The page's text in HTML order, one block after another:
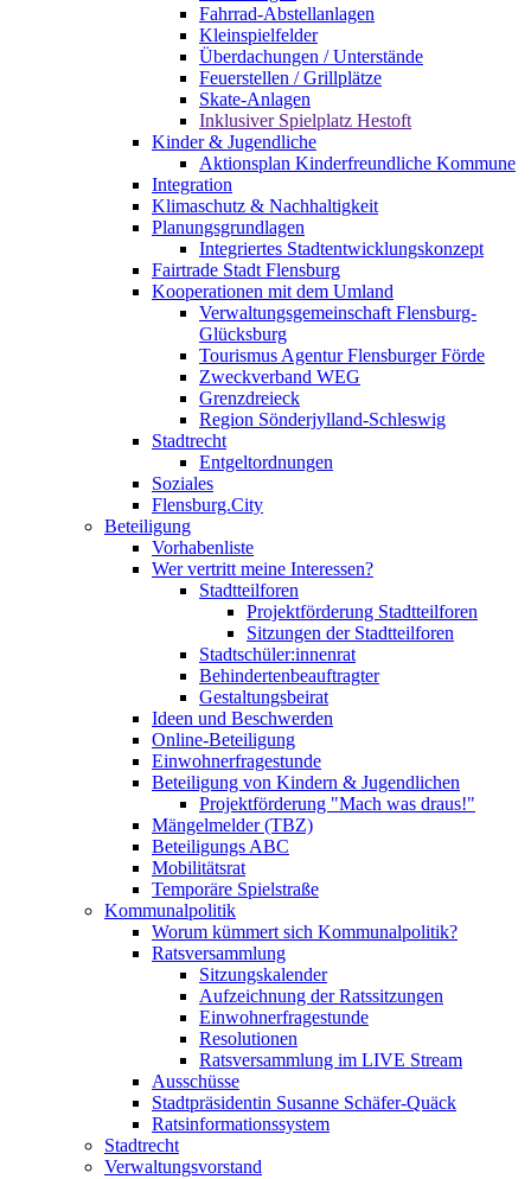
Fahrrad-Abstellanlagen
Kleinspielfelder
Überdachungen / Unterstände
Feuerstellen / Grillplätze
Skate-Anlagen
Inklusiver Spielplatz Hestoft
Kinder & Jugendliche
Aktionsplan Kinderfreundliche Kommune
Integration
Klimaschutz & Nachhaltigkeit
Planungsgrundlagen
Integriertes Stadtentwicklungskonzept
Fairtrade Stadt Flensburg
Kooperationen mit dem Umland
Verwaltungsgemeinschaft Flensburg-
Glücksburg
Tourismus Agentur Flensburger Förde
Zweckverband WEG
Grenzdreieck
Region Sönderjylland-Schleswig
Stadtrecht
Entgeltordnungen
Soziales
Flensburg.City
Beteiligung
Vorhabenliste
Wer vertritt meine Interessen?
Stadtteilforen
Projektförderung Stadtteilforen
Sitzungen der Stadtteilforen
Stadtschüler:innenrat
Behindertenbeauftragter
Gestaltungsbeirat
Ideen und Beschwerden
Online-Beteiligung
Einwohnerfragestunde
Beteiligung von Kindern & Jugendlichen
Projektförderung "Mach was draus!"
Mängelmelder (TBZ)
Beteiligungs ABC
Mobilitätsrat
Temporäre Spielstraße
Kommunalpolitik
Worum kümmert sich Kommunalpolitik?
Ratsversammlung
Sitzungskalender
Aufzeichnung der Ratssitzungen
Einwohnerfragestunde
Resolutionen
Ratsversammlung im LIVE Stream
Ausschüsse
Stadtpräsidentin Susanne Schäfer-Quäck
Ratsinformationssystem
Stadtrecht
Verwaltungsvorstand